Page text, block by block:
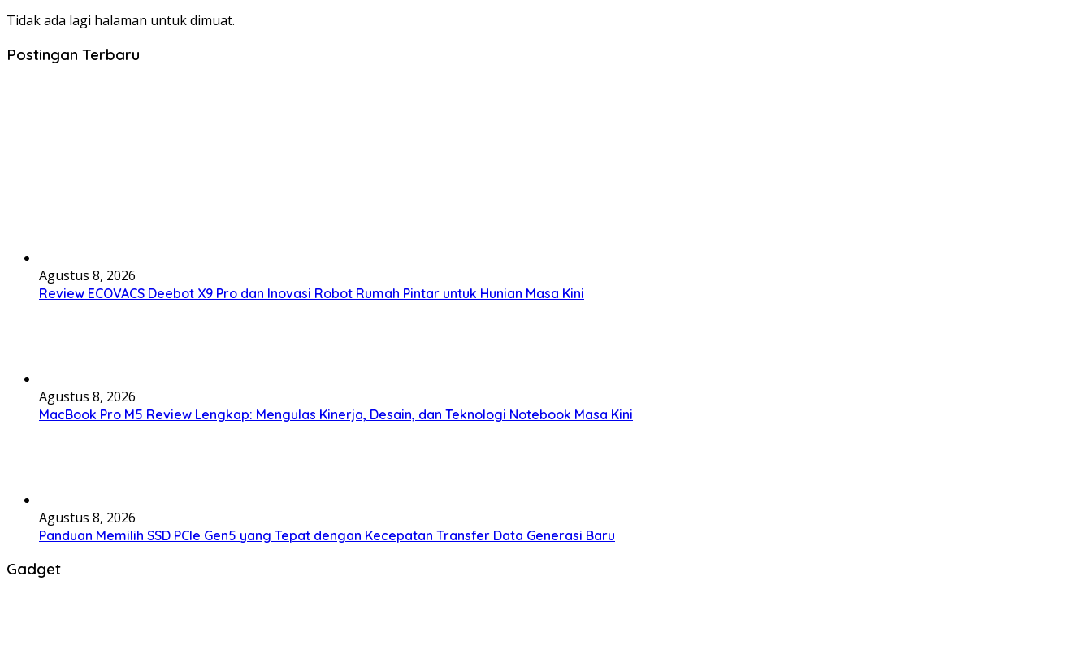
Tidak ada lagi halaman untuk dimuat.
Postingan Terbaru
Agustus 8, 2026
Review ECOVACS Deebot X9 Pro dan Inovasi Robot Rumah Pintar untuk Hunian Masa Kini
Agustus 8, 2026
MacBook Pro M5 Review Lengkap: Mengulas Kinerja, Desain, dan Teknologi Notebook Masa Kini
Agustus 8, 2026
Panduan Memilih SSD PCIe Gen5 yang Tepat dengan Kecepatan Transfer Data Generasi Baru
Gadget